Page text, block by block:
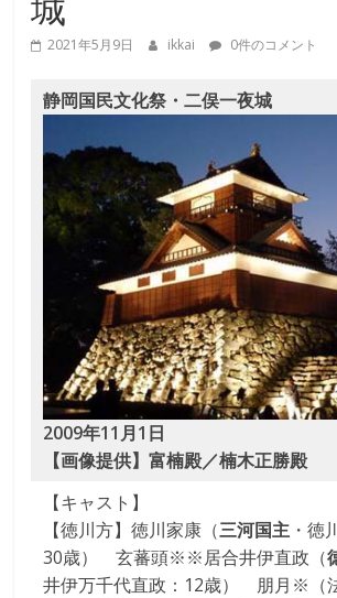
劇
な
り
き
教
室
2021年5月9日 ikkai 0件のコメント
静岡国民文化祭・二俣一夜城
2009年11月1日
【画像提供】富楠殿／楠木正勝殿
【キャスト】
【徳川方】徳川家康（三河国主 ・徳
30歳） 玄蕃頭※※居合井伊直政（
井伊万千代直政：12歳） 朋月※（